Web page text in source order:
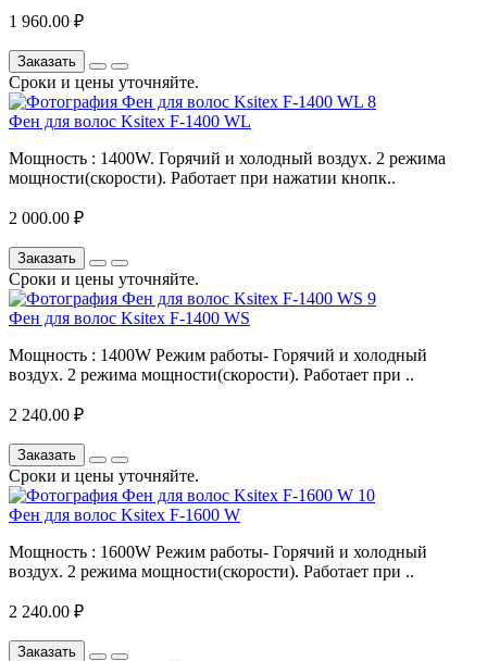
1 960.00 ₽
Заказать
Сроки и цены уточняйте.
Фен для волос Ksitex F-1400 WL
Мощность : 1400W. Горячий и холодный воздух. 2 режима
мощности(скорости). Работает при нажатии кнопк..
2 000.00 ₽
Заказать
Сроки и цены уточняйте.
Фен для волос Ksitex F-1400 WS
Мощность : 1400W Режим работы- Горячий и холодный
воздух. 2 режима мощности(скорости). Работает при ..
2 240.00 ₽
Заказать
Сроки и цены уточняйте.
Фен для волос Ksitex F-1600 W
Мощность : 1600W Режим работы- Горячий и холодный
воздух. 2 режима мощности(скорости). Работает при ..
2 240.00 ₽
Заказать